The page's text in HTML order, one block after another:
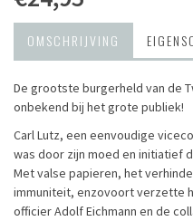
OMSCHRIJVING
De grootste burgerheld van de
onbekend bij het grote publiek!
Carl Lutz, een eenvoudige
was door zijn moed en initiatief
Met valse papieren, het
immuniteit, enzovoort verzette
officier Adolf Eichmann en de